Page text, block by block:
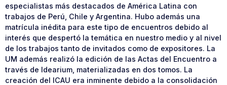
especialistas más destacados de América Latina con
trabajos de Perú, Chile y Argentina. Hubo además una
matrícula inédita para este tipo de encuentros debido al
interés que despertó la temática en nuestro medio y al nivel
de los trabajos tanto de invitados como de expositores. La
UM además realizó la edición de las Actas del Encuentro a
través de Idearium, materializadas en dos tomos. La
creación del ICAU era inminente debido a la consolidación